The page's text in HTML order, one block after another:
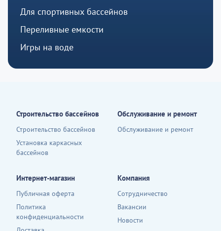
Для спортивных бассейнов
Переливные емкости
Игры на воде
Строительство бассейнов
Строительство бассейнов
Установка каркасных
бассейнов
Обслуживание и ремонт
Обслуживание и ремонт
Интернет-магазин
Публичная оферта
Политика
конфиденциальности
Компания
Сотрудничество
Вакансии
Новости